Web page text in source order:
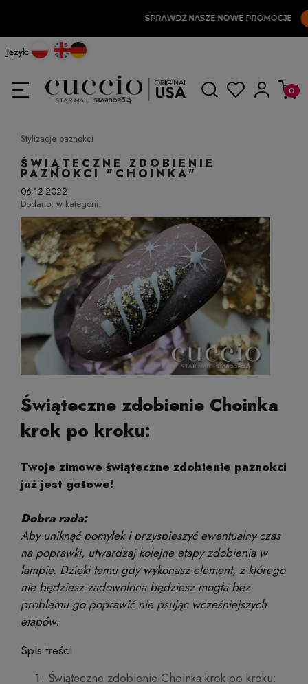
SPRAWDŹ NASZE NOWE PROMOCJE TUTAJ!
Język:
Stylizacje paznokci
ŚWIĄTECZNE ZDOBIENIE
PAZNOKCI "CHOINKA"
06-12-2022
Dodano: w kategorii:
Świąteczne zdobienie Choinka
krok po kroku:
Twoje zimowe świąteczne zdobienie paznokci
już jest gotowe!
Dobra rada:
Aby uniknąć pomyłek i przyspieszyć ewentualny czas
na poprawki, utwardzaj kolejne etapy zdobienia w
lampie. Dzięki temu gdy wykonasz element, z którego
nie będziesz zadowolona będziesz mogła bez
problemu go poprawić nie psując wcześniejszych
etapów.
Spis treści
Świąteczne zdobienie Choinka krok po kroku: